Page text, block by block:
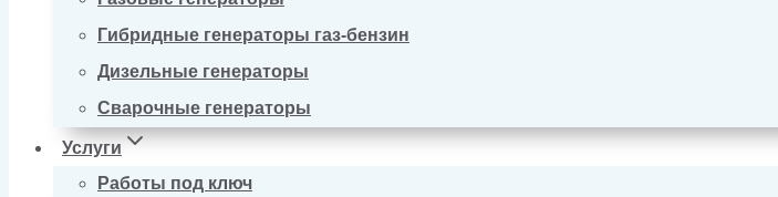
Гибридные генераторы газ-бензин
Дизельные генераторы
Сварочные генераторы
Услуги
Работы под ключ